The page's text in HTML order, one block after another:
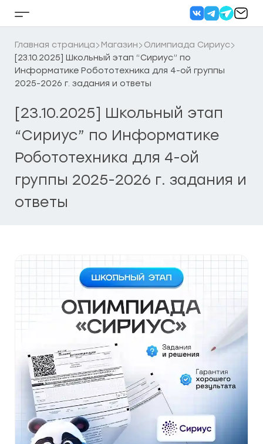
Кнопка
бокового
меню
Главная страница Магазин
Олимпиада Сириус
[23.10.2025] Школьный этап “Сириус” по
Информатике Робототехника для 4-ой группы
2025-2026 г. задания и ответы
[23.10.2025] Школьный этап
“Сириус” по Информатике
Робототехника для 4-ой
группы 2025-2026 г. задания и
ответы